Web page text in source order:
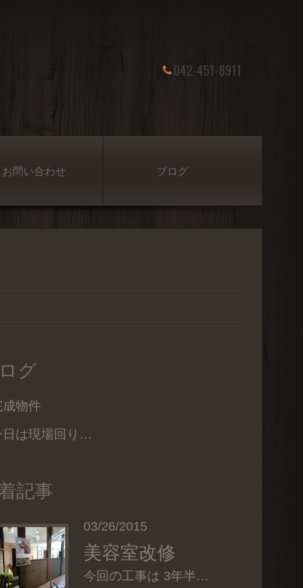
042-451-8911
お問い合わせ ブログ
グ
成物件
日は現場回り…
記事
03/26/2015
美容室改修
今回の工事は 3年半…